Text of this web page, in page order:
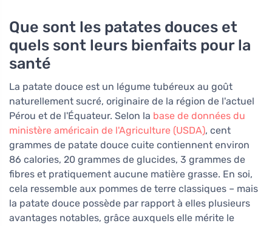
Que sont les patates douces et
quels sont leurs bienfaits pour la
santé
La patate douce est un légume tubéreux au goût
naturellement sucré, originaire de la région de l'actuel
Pérou et de l'Équateur. Selon la base de données du
ministère américain de l'Agriculture (USDA), cent
grammes de patate douce cuite contiennent environ
86 calories, 20 grammes de glucides, 3 grammes de
fibres et pratiquement aucune matière grasse. En soi,
cela ressemble aux pommes de terre classiques – mais
la patate douce possède par rapport à elles plusieurs
avantages notables, grâce auxquels elle mérite le